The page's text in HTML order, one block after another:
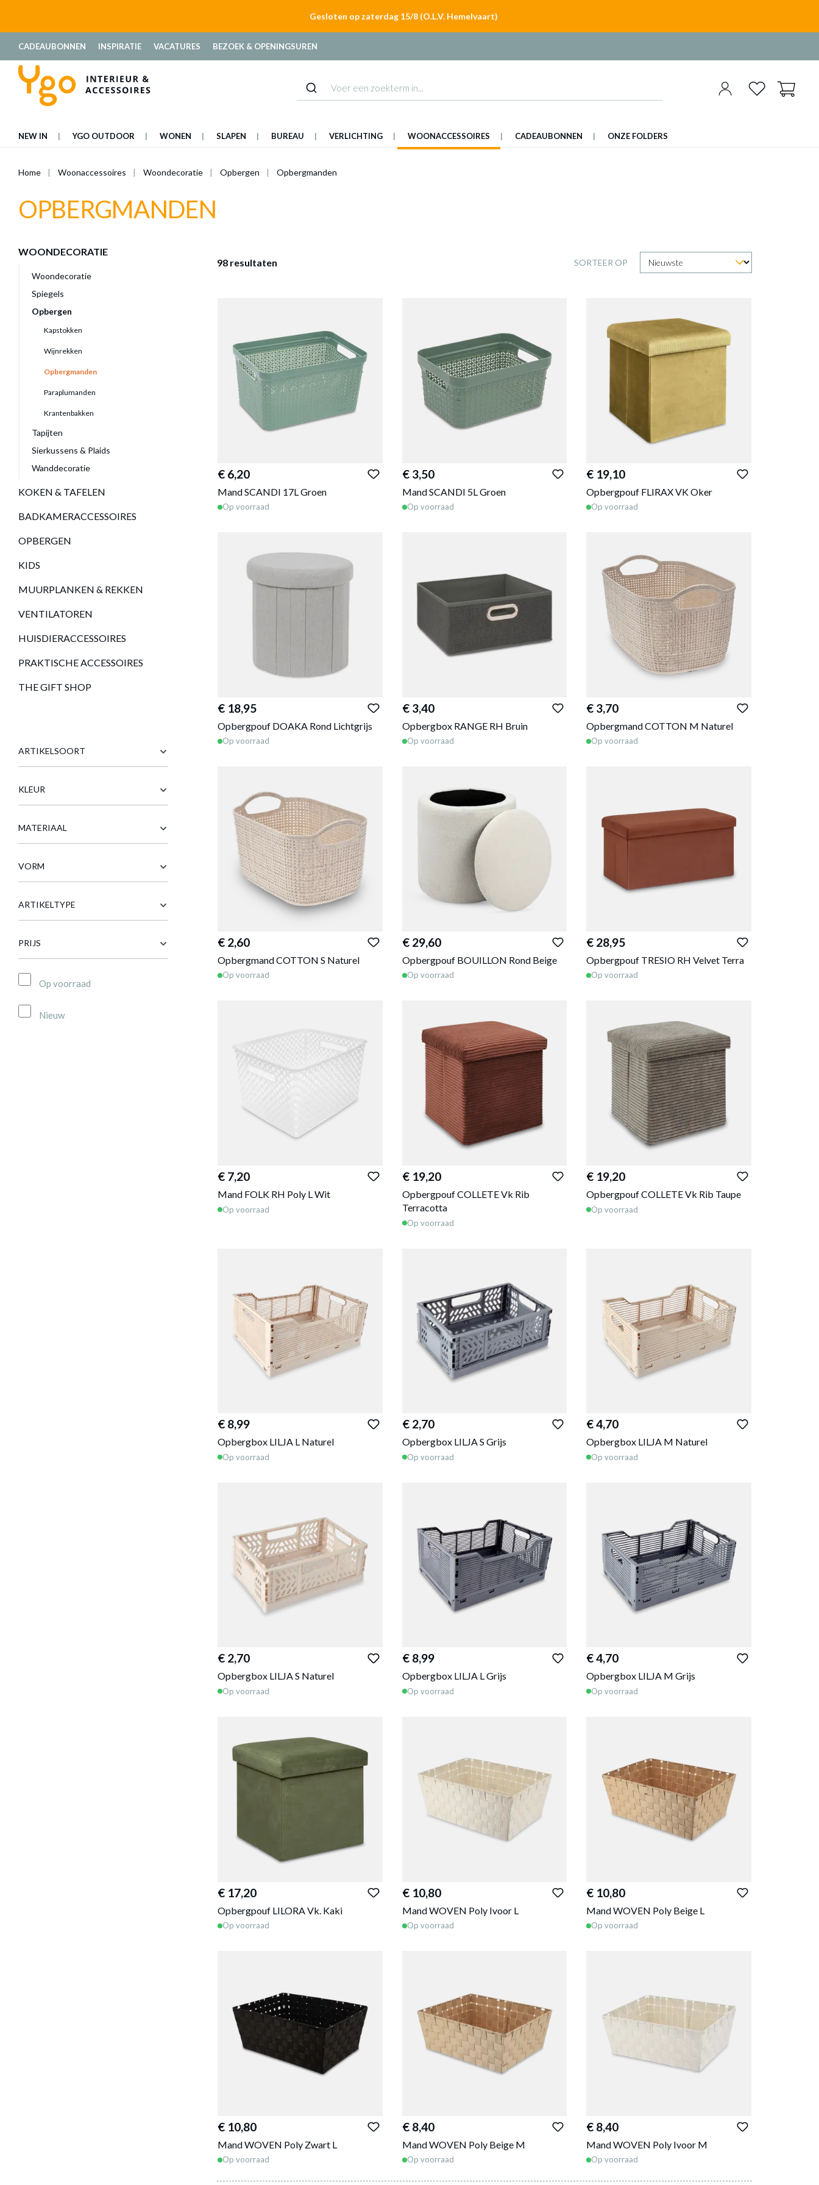
Gesloten op zaterdag 15/8 (O.L.V. Hemelvaart)
CADEAUBONNEN INSPIRATIE VACATURES BEZOEK & OPENINGSUREN
NEW IN YGO OUTDOOR WONEN SLAPEN BUREAU VERLICHTING WOONACCESSOIRES CADEAUBONNEN ONZE FOLDERS
Home Woonaccessoires Woondecoratie Opbergen Opbergmanden
OPBERGMANDEN
WOONDECORATIE
Woondecoratie
Spiegels
Opbergen
Kapstokken
Wijnrekken
Opbergmanden
Paraplumanden
Krantenbakken
Tapijten
Sierkussens & Plaids
Wanddecoratie
KOKEN & TAFELEN
BADKAMERACCESSOIRES
OPBERGEN
KIDS
MUURPLANKEN & REKKEN
VENTILATOREN
HUISDIERACCESSOIRES
PRAKTISCHE ACCESSOIRES
THE GIFT SHOP
ARTIKELSOORT
KLEUR
MATERIAAL
VORM
ARTIKELTYPE
PRIJS
Op voorraad
Nieuw
98 resultaten SORTEER OP
€ 6,20
Mand SCANDI 17L Groen
Op voorraad
€ 3,50
Mand SCANDI 5L Groen
Op voorraad
€ 19,10
Opbergpouf FLIRAX VK Oker
Op voorraad
€ 18,95
Opbergpouf DOAKA Rond Lichtgrijs
Op voorraad
€ 3,40
Opbergbox RANGE RH Bruin
Op voorraad
€ 3,70
Opbergmand COTTON M Naturel
Op voorraad
€ 2,60
Opbergmand COTTON S Naturel
Op voorraad
€ 29,60
Opbergpouf BOUILLON Rond Beige
Op voorraad
€ 28,95
Opbergpouf TRESIO RH Velvet Terra
Op voorraad
€ 7,20
Mand FOLK RH Poly L Wit
Op voorraad
€ 19,20
Opbergpouf COLLETE Vk Rib
Terracotta
Op voorraad
€ 19,20
Opbergpouf COLLETE Vk Rib Taupe
Op voorraad
€ 8,99
Opbergbox LILJA L Naturel
Op voorraad
€ 2,70
Opbergbox LILJA S Grijs
Op voorraad
€ 4,70
Opbergbox LILJA M Naturel
Op voorraad
€ 2,70
Opbergbox LILJA S Naturel
Op voorraad
€ 8,99
Opbergbox LILJA L Grijs
Op voorraad
€ 4,70
Opbergbox LILJA M Grijs
Op voorraad
€ 17,20
Opbergpouf LILORA Vk. Kaki
Op voorraad
€ 10,80
Mand WOVEN Poly Ivoor L
Op voorraad
€ 10,80
Mand WOVEN Poly Beige L
Op voorraad
€ 10,80
Mand WOVEN Poly Zwart L
Op voorraad
€ 8,40
Mand WOVEN Poly Beige M
Op voorraad
€ 8,40
Mand WOVEN Poly Ivoor M
Op voorraad